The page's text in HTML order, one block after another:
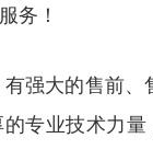
务！
强大的售前
专业技术力